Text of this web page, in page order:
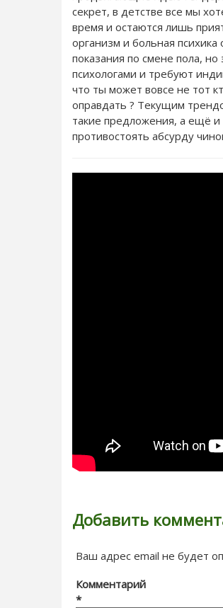
секрет, в детстве все мы
время и остаются лишь
организм и больная
показания по смене пола,
психологами и требуют
что ты может вовсе не тот
оправдать ? Текущим
такие предложения, а ещё
противостоять абсурду
Добавить
Ваш адрес email не будет
Комментарий
*